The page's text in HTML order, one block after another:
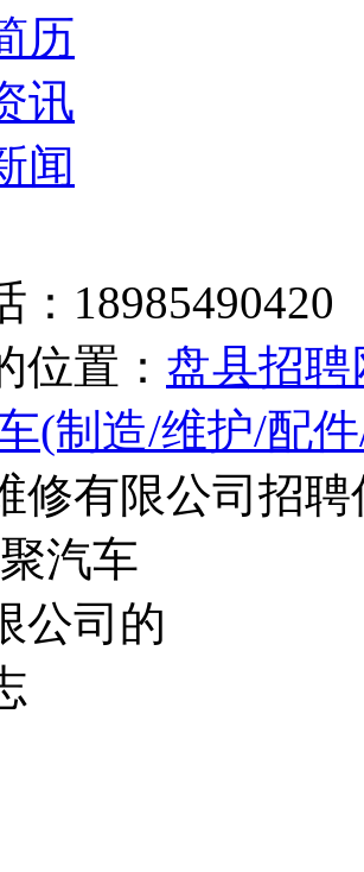
历
讯
闻
：18985490420
位置： 盘县招聘
(制造/维护/配
修有限公司招聘